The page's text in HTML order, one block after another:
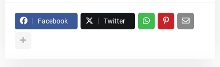
Facebook Twitter